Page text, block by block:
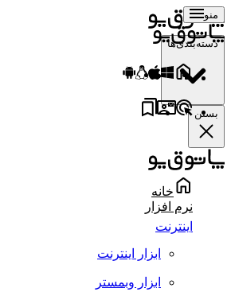
منو
دسته‌بندی‌ها
بستن
خانه
نرم افزار
اینترنت
ابزار اینترنت
ابزار وبمستر